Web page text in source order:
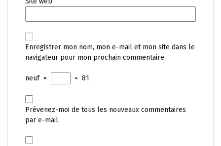
Enregistrer mon nom, mon e-mail et mon site dans le
navigateur pour mon prochain commentaire.
neuf × = 81
Prévenez-moi de tous les nouveaux commentaires
par e-mail.